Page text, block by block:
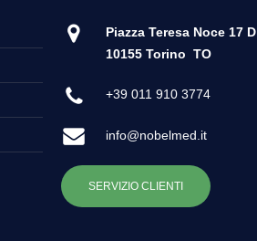
Piazza Teresa Noce 17 D
10155 Torino TO
+39 011 910 3774
info@nobelmed.it
SERVIZIO CLIENTI